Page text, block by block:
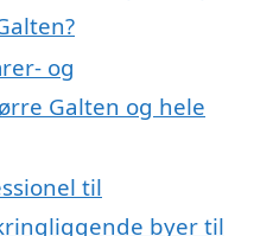
og
Galten og hele
til
byer til